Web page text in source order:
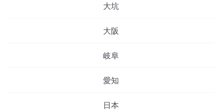
大坑
大阪
岐阜
愛知
日本